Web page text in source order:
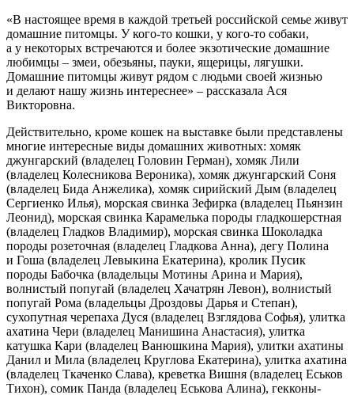
«В настоящее время в каждой третьей российской семье живут
домашние питомцы. У кого-то кошки, у кого-то собаки,
а у некоторых встречаются и более экзотические домашние
любимцы – змеи, обезьяны, пауки, ящерицы, лягушки.
Домашние питомцы живут рядом с людьми своей жизнью
и делают нашу жизнь интереснее» – рассказала Ася
Викторовна.
Действительно, кроме кошек на выставке были представлены
многие интересные виды домашних животных: хомяк
джунгарский (владелец Головин Герман), хомяк Лили
(владелец Колесникова Вероника), хомяк джунгарский Соня
(владелец Бида Анжелика), хомяк сирийский Дым (владелец
Сергиенко Илья), морская свинка Зефирка (владелец Пьянзин
Леонид), морская свинка Карамелька породы гладкошерстная
(владелец Гладков Владимир), морская свинка Шоколадка
породы розеточная (владелец Гладкова Анна), дегу Полина
и Гоша (владелец Левыкина Екатерина), кролик Пусик
породы Бабочка (владельцы Мотины Арина и Мария),
волнистый попугай (владелец Хачатрян Левон), волнистый
попугай Рома (владельцы Дроздовы Дарья и Степан),
сухопутная черепаха Дуся (владелец Взглядова Софья), улитка
ахатина Чери (владелец Манишина Анастасия), улитка
катушка Кари (владелец Ванюшкина Мария), улитки ахатины
Данил и Мила (владелец Круглова Екатерина), улитка ахатина
(владелец Ткаченко Слава), креветка Вишня (владелец Еськов
Тихон), сомик Панда (владелец Еськова Алина), гекконы-